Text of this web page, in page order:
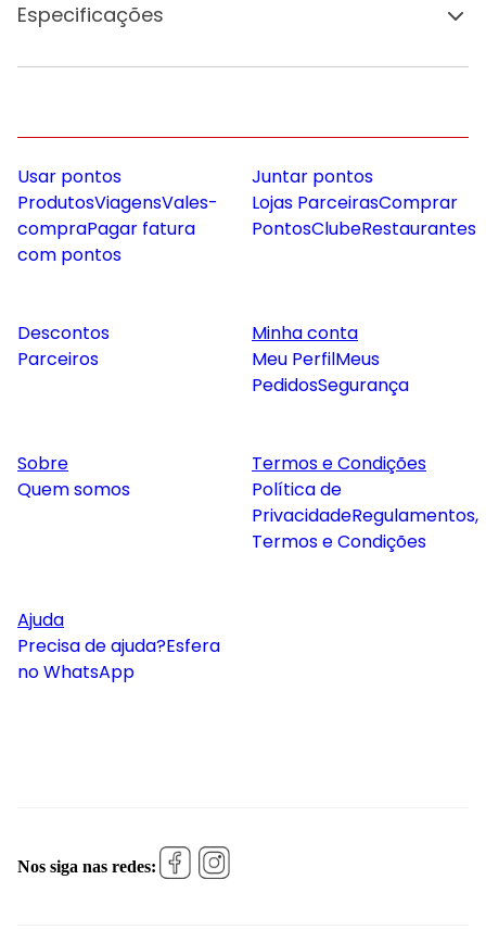
Especificações
Usar pontos
ProdutosViagensVales-
compraPagar fatura
com pontos
Juntar pontos
Lojas ParceirasComprar
PontosClubeRestaurantes
Descontos
Parceiros
Minha conta
Meu PerfilMeus
PedidosSegurança
Sobre
Quem somos
Termos e Condições
Política de
PrivacidadeRegulamentos,
Termos e Condições
Ajuda
Precisa de ajuda?Esfera
no WhatsApp
Nos siga nas redes: